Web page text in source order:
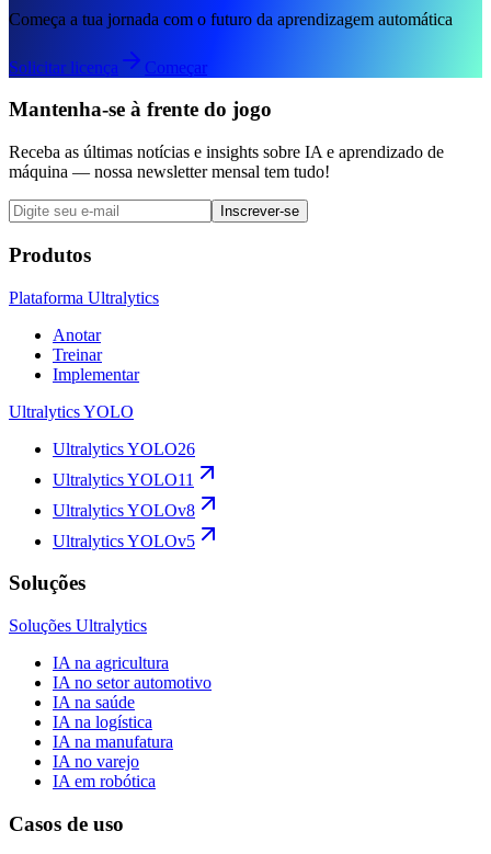
Começa a tua jornada com o futuro da aprendizagem automática
Solicitar licença Começar
Mantenha-se à frente do jogo
Receba as últimas notícias e insights sobre IA e aprendizado de
máquina — nossa newsletter mensal tem tudo!
Inscrever-se
Produtos
Plataforma Ultralytics
Anotar
Treinar
Implementar
Ultralytics YOLO
Ultralytics YOLO26
Ultralytics YOLO11
Ultralytics YOLOv8
Ultralytics YOLOv5
Soluções
Soluções Ultralytics
IA na agricultura
IA no setor automotivo
IA na saúde
IA na logística
IA na manufatura
IA no varejo
IA em robótica
Casos de uso